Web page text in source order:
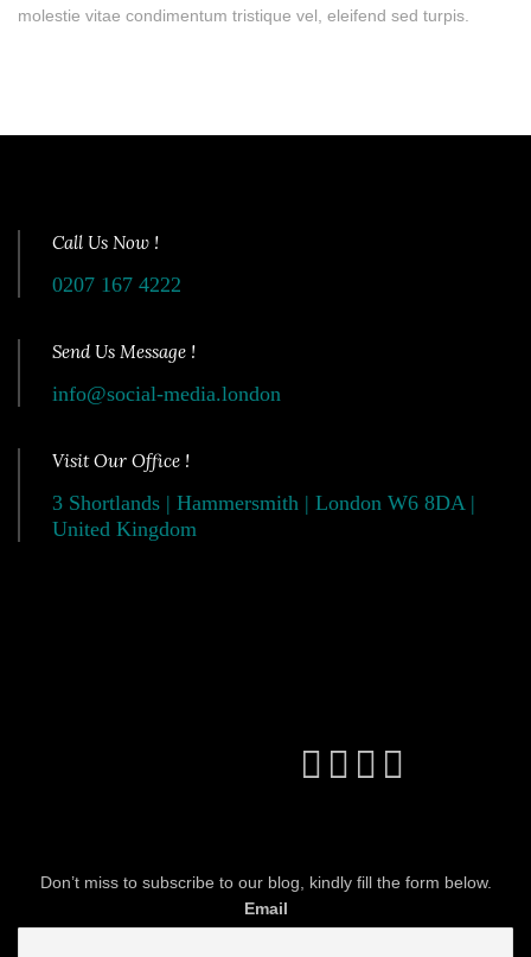
molestie vitae condimentum tristique vel, eleifend sed turpis.
Call Us Now !
0207 167 4222
Send Us Message !
info@social-media.london
Visit Our Office !
3 Shortlands | Hammersmith | London W6 8DA |
United Kingdom
Don’t miss to subscribe to our blog, kindly fill the form below.
Email